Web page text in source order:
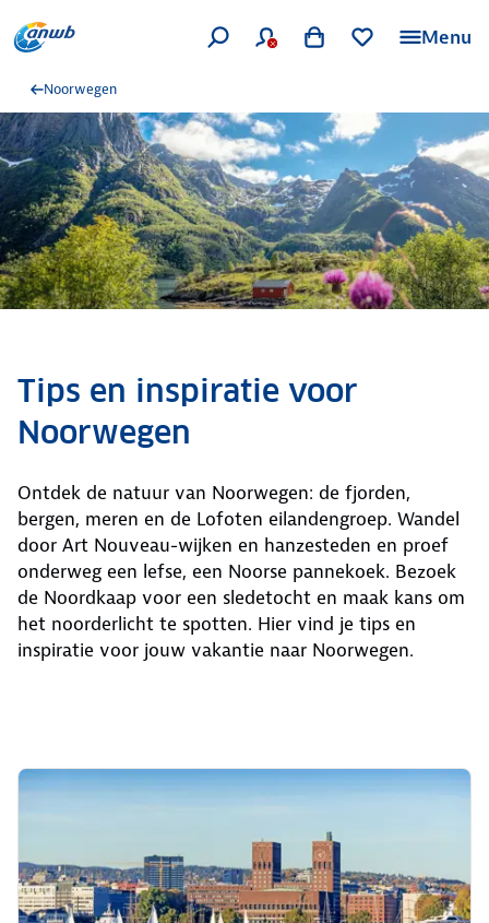
Menu
Noorwegen
Tips en inspiratie voor
Noorwegen
Ontdek de natuur van Noorwegen: de fjorden,
bergen, meren en de Lofoten eilandengroep. Wandel
door Art Nouveau-wijken en hanzesteden en proef
onderweg een lefse, een Noorse pannekoek. Bezoek
de Noordkaap voor een sledetocht en maak kans om
het noorderlicht te spotten. Hier vind je tips en
inspiratie voor jouw vakantie naar Noorwegen.